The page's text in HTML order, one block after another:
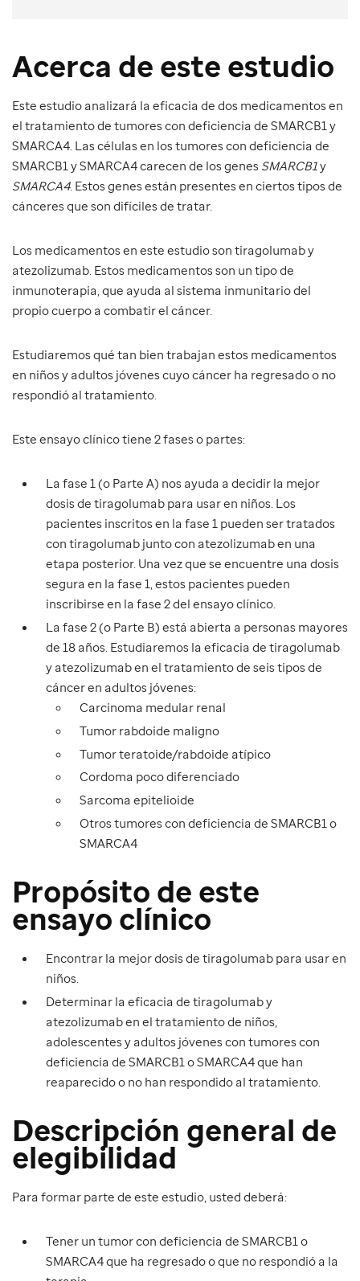
Acerca de este estudio
Este estudio analizará la eficacia de dos medicamentos en
el tratamiento de tumores con deficiencia de SMARCB1 y
SMARCA4. Las células en los tumores con deficiencia de
SMARCB1 y SMARCA4 carecen de los genes SMARCB1y
SMARCA4. Estos genes están presentes en ciertos tipos de
cánceres que son difíciles de tratar.
Los medicamentos en este estudio son tiragolumab y
atezolizumab. Estos medicamentos son un tipo de
inmunoterapia, que ayuda al sistema inmunitario del
propio cuerpo a combatir el cáncer.
Estudiaremos qué tan bien trabajan estos medicamentos
en niños y adultos jóvenes cuyo cáncer ha regresado o no
respondió al tratamiento.
Este ensayo clínico tiene 2 fases o partes:
La fase 1 (o Parte A) nos ayuda a decidir la mejor
dosis de tiragolumab para usar en niños. Los
pacientes inscritos en la fase 1 pueden ser tratados
con tiragolumab junto con atezolizumab en una
etapa posterior. Una vez que se encuentre una dosis
segura en la fase 1, estos pacientes pueden
inscribirse en la fase 2 del ensayo clínico.
La fase 2 (o Parte B) está abierta a personas mayores
de 18 años. Estudiaremos la eficacia de tiragolumab
y atezolizumab en el tratamiento de seis tipos de
cáncer en adultos jóvenes:
Carcinoma medular renal
Tumor rabdoide maligno
Tumor teratoide/rabdoide atípico
Cordoma poco diferenciado
Sarcoma epitelioide
Otros tumores con deficiencia de SMARCB1 o
SMARCA4
Propósito de este
ensayo clínico
Encontrar la mejor dosis de tiragolumab para usar en
niños.
Determinar la eficacia de tiragolumab y
atezolizumab en el tratamiento de niños,
adolescentes y adultos jóvenes con tumores con
deficiencia de SMARCB1 o SMARCA4 que han
reaparecido o no han respondido al tratamiento.
Descripción general de
elegibilidad
Para formar parte de este estudio, usted deberá:
Tener un tumor con deficiencia de SMARCB1 o
SMARCA4 que ha regresado o que no respondió a la